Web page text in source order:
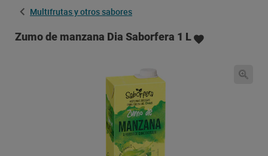
Multifrutas y otros sabores
Zumo de manzana Dia Saborfera 1 L